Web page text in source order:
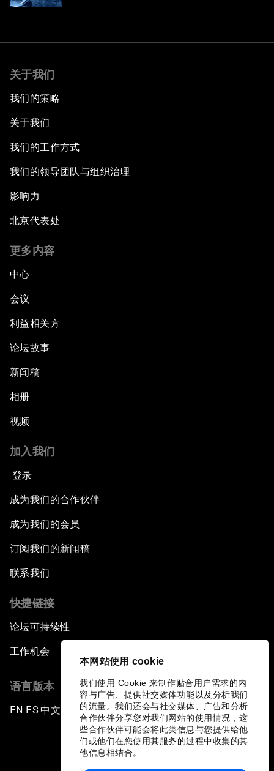
本网站使用 cookie
我们使用 Cookie 来制作贴合用户需求的内
容与广告、提供社交媒体功能以及分析我们
的流量。我们还会与社交媒体、广告和分析
合作伙伴分享您对我们网站的使用情况，这
些合作伙伴可能会将此类信息与您提供给他
们或他们在您使用其服务的过程中收集的其
他信息相结合。
关于我们
我们的策略
关于我们
我们的工作方式
我们的领导团队与组织治理
影响力
北京代表处
更多内容
中心
会议
利益相关方
论坛故事
新闻稿
相册
视频
加入我们
登录
成为我们的合作伙伴
成为我们的会员
订阅我们的新闻稿
联系我们
快捷链接
论坛可持续性
工作机会
语言版本
EN ▪ ES▪中文▪ 日本語